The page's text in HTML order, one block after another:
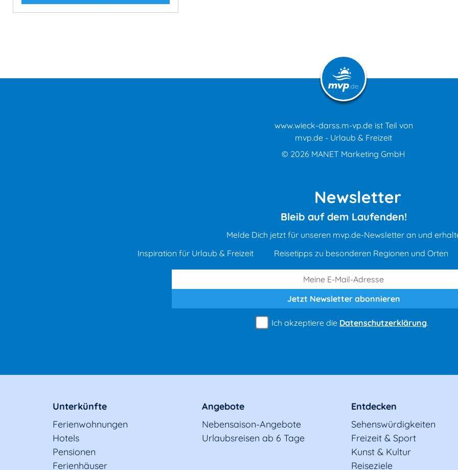
www.wieck-darss.m-vp.de ist Teil von
mvp.de - Urlaub & Freizeit
© 2026 MANET Marketing GmbH
Newsletter
Bleib auf dem Laufenden!
Melde Dich jetzt für unseren mvp.de-Newsletter an und
Inspiration für Urlaub & Freizeit
Reisetipps zu besonderen Regionen und Orten
Jetzt Newsletterabonnieren
Ich akzeptiere die Datenschutzerklärung.
Unterkünfte
Ferienwohnungen
Hotels
Pensionen
Ferienhäuser
Angebote
Nebensaison-Angebote
Urlaubsreisen ab 6 Tage
Entdecken
Sehenswürdigkeiten
Freizeit & Sport
Kunst & Kultur
Reiseziele